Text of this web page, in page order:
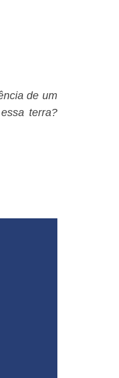
de um
terra?